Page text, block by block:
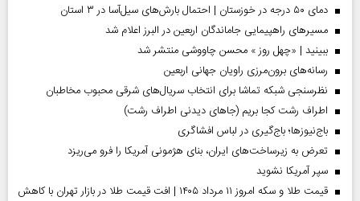
دمای ۵۰ درجه در خوزستان | احتمال بارش‌های سیل‌آسا در ۳ استان
مسیر‌های راهپیمایی جاماندگان اربعین در البرز اعلام شد
ببینید | «چهل روز » محسن چاووشی منتشر شد
رسانه‌های برون‌مرزی راویان جهانی اربعین
نظرسنجی شبکه تماشا برای انتخاب سریال‌های شرقی محبوب مخاطبان
اطراف رشت کجا بریم (جاهای دیدنی اطراف رشت)
باج‌نیوزها؛ باج‌گیری در لباس افشاگری
تعرض به زیرساخت‌های ایران، بنای هژمونی آمریکا را فرو می‌ریزد
سپر آمریکا نشوید
قیمت طلا و سکه امروز ۱۱ مرداد ۱۴۰۵ | افت قیمت طلا در بازار تهران با کاهش